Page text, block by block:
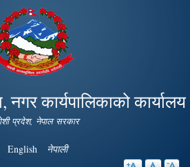
to
कार्यपालिकाको कार्यालय
प्रदेश, नेपाल सरकार
English नेपाली